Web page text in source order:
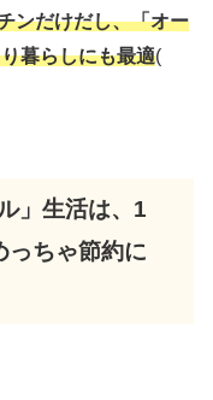
ンだけだし、「オー
暮らしにも最適(
」生活は、1
っちゃ節約に